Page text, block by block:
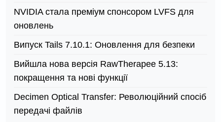
NVIDIA стала преміум спонсором LVFS для
оновлень
Випуск Tails 7.10.1: Оновлення для безпеки
Вийшла нова версія RawTherapee 5.13:
покращення та нові функції
Decimen Optical Transfer: Революційний спосіб
передачі файлів